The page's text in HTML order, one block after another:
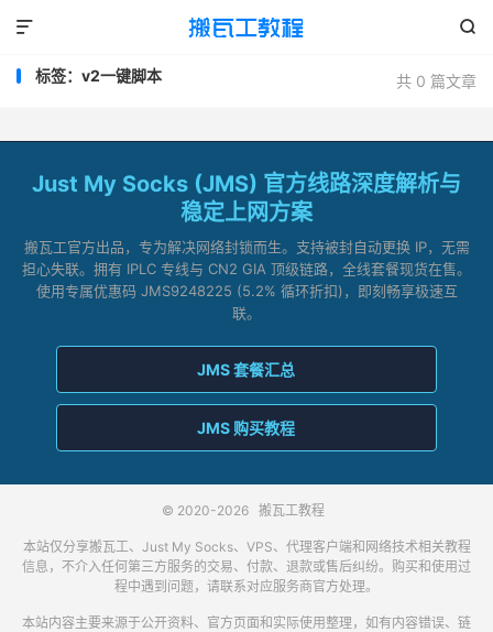


共 0 篇文章
标签：v2一键脚本
Just My Socks (JMS) 官方线路深度解析与
稳定上网方案
搬瓦工官方出品，专为解决网络封锁而生。支持被封自动更换 IP，无需
担心失联。拥有 IPLC 专线与 CN2 GIA 顶级链路，全线套餐现货在售。
使用专属优惠码 JMS9248225 (5.2% 循环折扣)，即刻畅享极速互
联。
JMS 套餐汇总
JMS 购买教程
© 2020-2026 搬瓦工教程
本站仅分享搬瓦工、Just My Socks、VPS、代理客户端和网络技术相关教程
信息，不介入任何第三方服务的交易、付款、退款或售后纠纷。购买和使用过
程中遇到问题，请联系对应服务商官方处理。
本站内容主要来源于公开资料、官方页面和实际使用整理，如有内容错误、链